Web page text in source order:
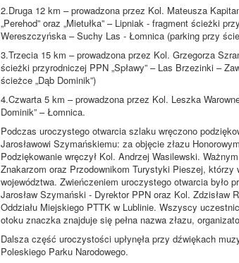
2.Druga 12 km – prowadzona przez Kol. Mateusza
„Perehod” oraz „Mietułka” – Lipniak - fragment ścieżki
Wereszczyńska – Suchy Las - Łomnica (parking przy
3.Trzecia 15 km – prowadzona przez Kol. Grzegorza
ścieżki przyrodniczej PPN „Spławy” – Las Brzezinki –
ścieżce „Dąb Dominik”)
4.Czwarta 5 km – prowadzona przez Kol. Leszka
Dominik” – Łomnica.
Podczas uroczystego otwarcia szlaku wręczono
Jarosławowi Szymańskiemu: za objęcie złazu
Podziękowanie wręczył Kol. Andrzej Wasilewski.
Znakarzom oraz Przodownikom Turystyki Pieszej,
województwa. Zwieńczeniem uroczystego otwarcia było
Jarosław Szymański - Dyrektor PPN oraz Kol.
Oddziału Miejskiego PTTK w Lublinie. Wszyscy
otoku znaczka znajduje się pełna nazwa złazu,
Dalsza część uroczystości upłynęła przy dźwiękach
Poleskiego Parku Narodowego.